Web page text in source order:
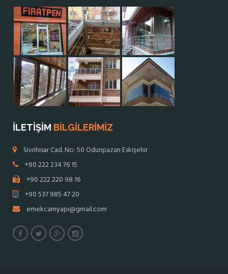
İLETİŞİM BİLGİLERİMİZ
Sivrihisar Cad. No: 50 Odunpazarı Eskişehir
+90 222 234 76 15
+90 222 220 98 16
+90 537 985 47 20
emekcamyapi@gmail.com